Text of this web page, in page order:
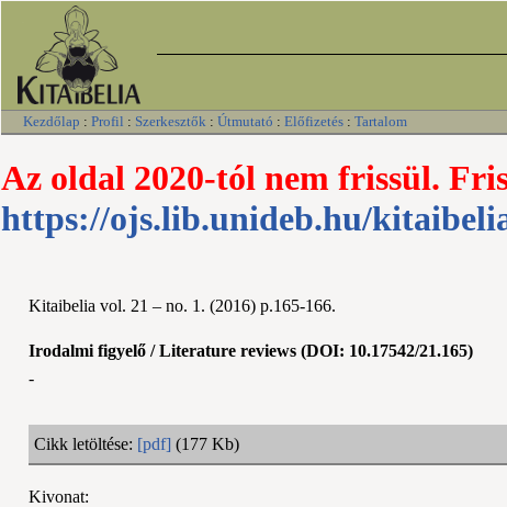
Kezdőlap : Profil : Szerkesztők : Útmutató : Előfizetés : Tartalom
Az oldal 2020-tól nem frissül.
https://ojs.lib.unideb.hu/
Kitaibelia vol. 21 – no. 1. (2016) p.165-166.
Irodalmi figyelő / Literature reviews (DOI: 10.17542/21.165)
-
Cikk letöltése: [pdf] (177 Kb)
Kivonat: